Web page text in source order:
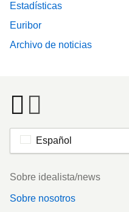
Estadísticas
Euribor
Archivo de noticias
Español
Footer
Sobre idealista/news
Sobre nosotros